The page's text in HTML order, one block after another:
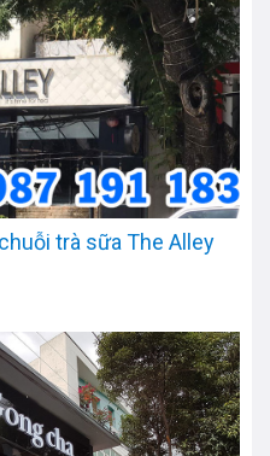
trà sữa The Alley